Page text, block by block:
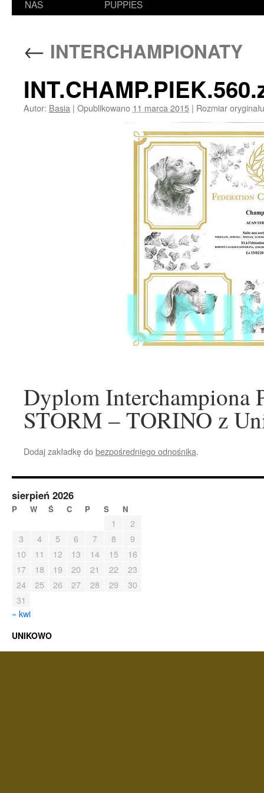
NAS
PUPPIES
← INTERCHAMPIONATY
Autor: Basia | Opublikowano 11 marca 2015 | Rozmiar
Dyplom Interchampiona
STORM – TORINO z
Dodaj zakładkę dobezpośredniego odnośnika.
sierpień 2026
P W Ś C P S N
1
2
3
4 5 6 7 8
9
10
11 12 13 14 15
16
17
18 19 20 21 22
23
24
25 26 27 28 29
30
31
« kwi
UNIKOWO